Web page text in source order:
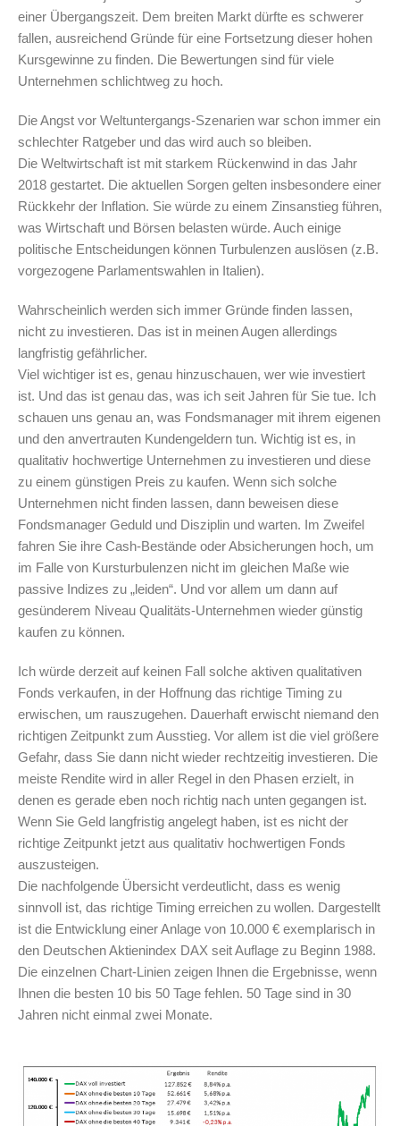
einer Übergangszeit. Dem breiten Markt dürfte es schwerer
fallen, ausreichend Gründe für eine Fortsetzung dieser hohen
Kursgewinne zu finden. Die Bewertungen sind für viele
Unternehmen schlichtweg zu hoch.
Die Angst vor Weltuntergangs-Szenarien war schon immer ein
schlechter Ratgeber und das wird auch so bleiben.
Die Weltwirtschaft ist mit starkem Rückenwind in das Jahr
2018 gestartet. Die aktuellen Sorgen gelten insbesondere einer
Rückkehr der Inflation. Sie würde zu einem Zinsanstieg führen,
was Wirtschaft und Börsen belasten würde. Auch einige
politische Entscheidungen können Turbulenzen auslösen (z.B.
vorgezogene Parlamentswahlen in Italien).
Wahrscheinlich werden sich immer Gründe finden lassen,
nicht zu investieren. Das ist in meinen Augen allerdings
langfristig gefährlicher.
Viel wichtiger ist es, genau hinzuschauen, wer wie investiert
ist. Und das ist genau das, was ich seit Jahren für Sie tue. Ich
schauen uns genau an, was Fondsmanager mit ihrem eigenen
und den anvertrauten Kundengeldern tun. Wichtig ist es, in
qualitativ hochwertige Unternehmen zu investieren und diese
zu einem günstigen Preis zu kaufen. Wenn sich solche
Unternehmen nicht finden lassen, dann beweisen diese
Fondsmanager Geduld und Disziplin und warten. Im Zweifel
fahren Sie ihre Cash-Bestände oder Absicherungen hoch, um
im Falle von Kursturbulenzen nicht im gleichen Maße wie
passive Indizes zu „leiden“. Und vor allem um dann auf
gesünderem Niveau Qualitäts-Unternehmen wieder günstig
kaufen zu können.
Ich würde derzeit auf keinen Fall solche aktiven qualitativen
Fonds verkaufen, in der Hoffnung das richtige Timing zu
erwischen, um rauszugehen. Dauerhaft erwischt niemand den
richtigen Zeitpunkt zum Ausstieg. Vor allem ist die viel größere
Gefahr, dass Sie dann nicht wieder rechtzeitig investieren. Die
meiste Rendite wird in aller Regel in den Phasen erzielt, in
denen es gerade eben noch richtig nach unten gegangen ist.
Wenn Sie Geld langfristig angelegt haben, ist es nicht der
richtige Zeitpunkt jetzt aus qualitativ hochwertigen Fonds
auszusteigen.
Die nachfolgende Übersicht verdeutlicht, dass es wenig
sinnvoll ist, das richtige Timing erreichen zu wollen. Dargestellt
ist die Entwicklung einer Anlage von 10.000 € exemplarisch in
den Deutschen Aktienindex DAX seit Auflage zu Beginn 1988.
Die einzelnen Chart-Linien zeigen Ihnen die Ergebnisse, wenn
Ihnen die besten 10 bis 50 Tage fehlen. 50 Tage sind in 30
Jahren nicht einmal zwei Monate.